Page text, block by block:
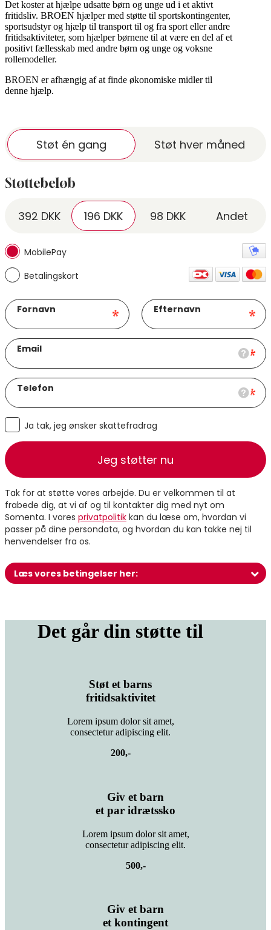
Det koster at hjælpe udsatte børn og unge ud i et aktivt
fritidsliv. BROEN hjælper med støtte til sportskontingenter,
sportsudstyr og hjælp til transport til og fra sport eller andre
fritidsaktiviteter, som hjælper børnene til at være en del af et
positivt fællesskab med andre børn og unge og voksne
rollemodeller.
BROEN er afhængig af at finde økonomiske midler til
denne hjælp.
Det går din støtte til
Støt et barns
fritidsaktivitet
Lorem ipsum dolor sit amet,
consectetur adipiscing elit.
200,-
Giv et barn
et par idrætssko
Lorem ipsum dolor sit amet,
consectetur adipiscing elit.
500,-
Giv et barn
et kontingent